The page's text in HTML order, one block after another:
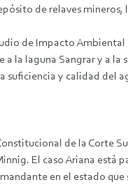
de relaves
de Impacto
la laguna Sangrar y a
suficiencia y calidad del
de la Corte
El caso Ariana está
en el estado que